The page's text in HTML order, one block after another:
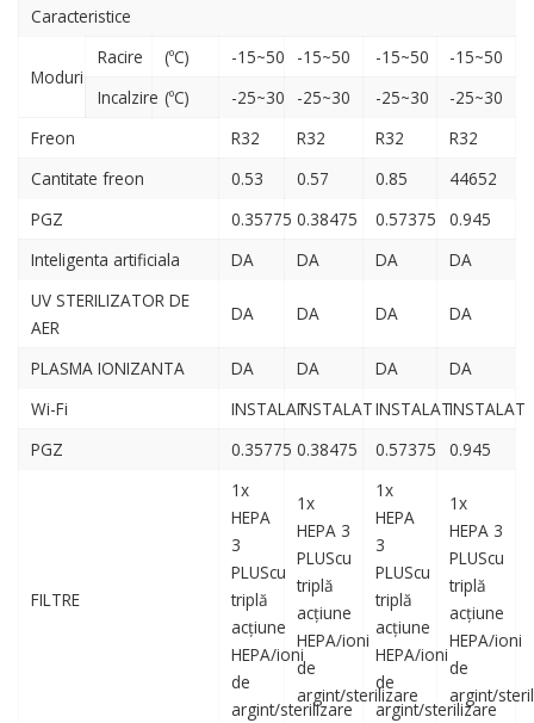
Caracteristice
Moduri
Racire (ºC) -15~50 -15~50 -15~50
-15~50
Incalzire (ºC) -25~30 -25~30 -25~30
-25~30
Freon
R32 R32 R32
R32
Cantitate freon
0.53 0.57 0.85
44652
PGZ
0.35775 0.38475 0.57375
0.945
Inteligenta artificiala
DA DA DA
DA
UV STERILIZATOR DE
AER
DA DA DA DA
PLASMA IONIZANTA DA DA DA
DA
Wi-Fi
INSTALATINSTALATINSTALATINSTALAT
PGZ
0.35775 0.38475 0.57375 0.945
FILTRE
1х
HEPA
3
PLUScu
triplă
acțiune
HEPA/ioni
de
argint/sterilizare
1х
HEPA 3
PLUScu
triplă
acțiune
HEPA/ioni
de
argint/sterilizare
1х
HEPA
3
PLUScu
triplă
acțiune
HEPA/ioni
de
argint/sterilizare
1х
HEPA 3
PLUScu
triplă
acțiune
HEPA/ioni
de
argint/